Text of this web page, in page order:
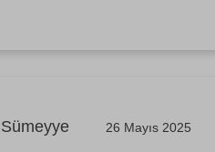
Sümeyye 26 Mayıs 2025